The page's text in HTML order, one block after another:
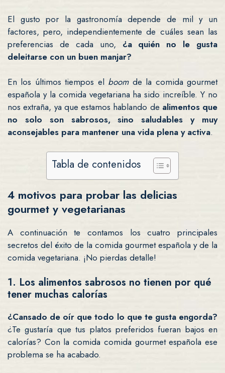
El gusto por la gastronomía depende de mil y un
factores, pero, independientemente de cuáles sean las
preferencias de cada uno, ¿a quién no le gusta
deleitarse con un buen manjar?
En los últimos tiempos el boomde la comida gourmet
española y la comida vegetariana ha sido increíble. Y no
nos extraña, ya que estamos hablando de alimentos que
no solo son sabrosos, sino saludables y muy
aconsejables para mantener una vida plena y activa.
Tabla de contenidos
4 motivos para probar las delicias
gourmet y vegetarianas
A continuación te contamos los cuatro principales
secretos del éxito de la comida gourmet española y de la
comida vegetariana. ¡No pierdas detalle!
1. Los alimentos sabrosos no tienen por qué
tener muchas calorías
¿Cansado de oír que todo lo que te gusta engorda?
¿Te gustaría que tus platos preferidos fueran bajos en
calorías? Con la comida comida gourmet española ese
problema se ha acabado.